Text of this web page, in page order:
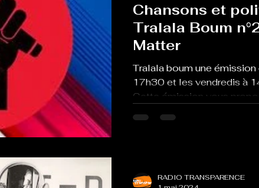
Chansons et
Tralala Boum
Matter
Tralala boum une émission
17h30 et les vendredis à
Cette émission vous
RADIO TRANSPARENCE